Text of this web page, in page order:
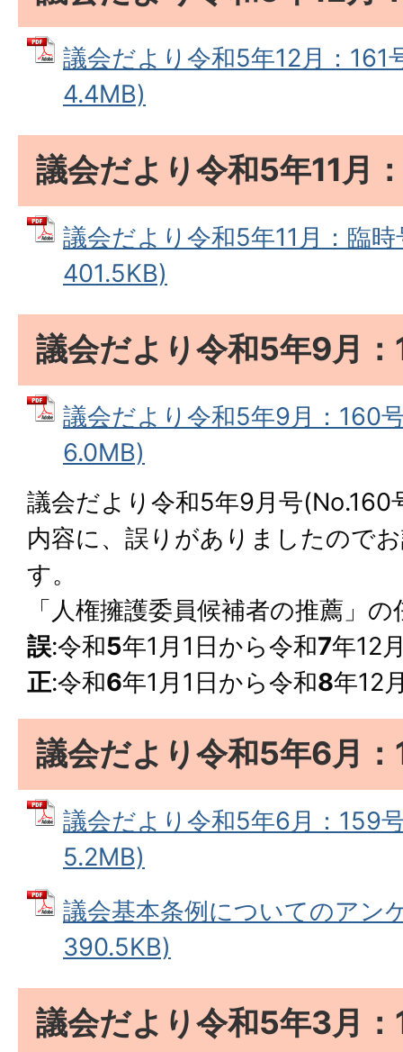
議会だより令和5年12月：161
4.4MB)
議会だより令和5年11月
議会だより令和5年11月：臨
401.5KB)
議会だより令和5年9月
議会だより令和5年9月：160
6.0MB)
議会だより令和5年9月号
内容に、誤りがありましたので
す。
「人権擁護委員候補者の推薦」の
誤:令和5年1月1日から令和7年12
正:令和6年1月1日から令和8年12
議会だより令和5年6月
議会だより令和5年6月：159
5.2MB)
議会基本条例についてのアン
390.5KB)
議会だより令和5年3月